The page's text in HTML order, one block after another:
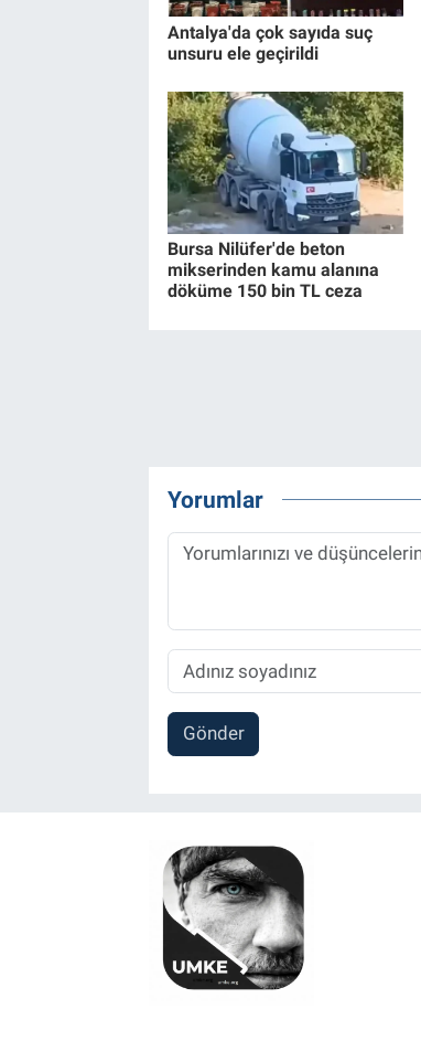
Antalya'da çok sayıda suç
unsuru ele geçirildi
Bursa Nilüfer'de beton
mikserinden kamu alanına
döküme 150 bin TL ceza
Yorumlar
Gönder